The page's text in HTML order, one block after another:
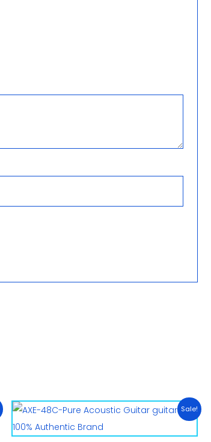
Sale!
Original
price
was:
8,500.00৳ .
Current
price
is:
8,000.00৳ .